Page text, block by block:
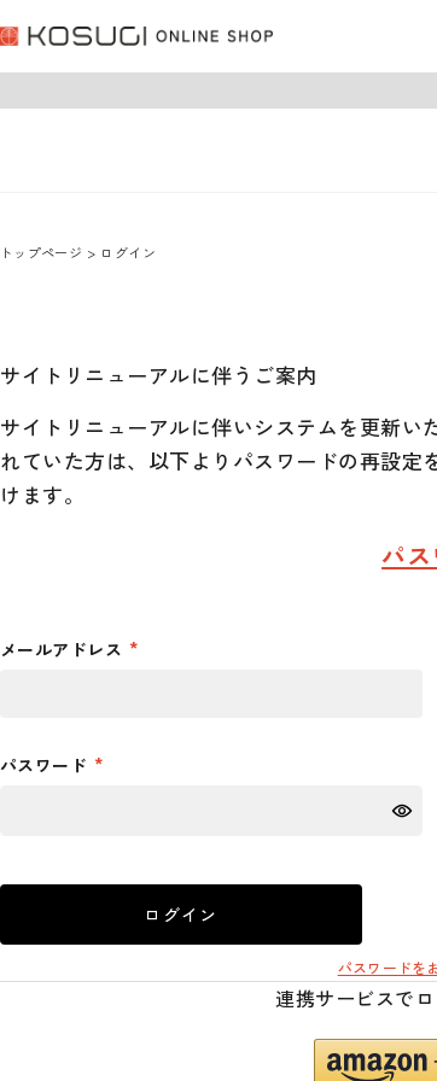
トップページ ログイン
サイトリニューアルに伴うご案内
サイトリニューアルに伴いシステムを更新い
れていた方は、以下よりパスワードの再設
けます。
パ
メールアドレス
パスワード
ログイン
パスワードを
連携サービスで